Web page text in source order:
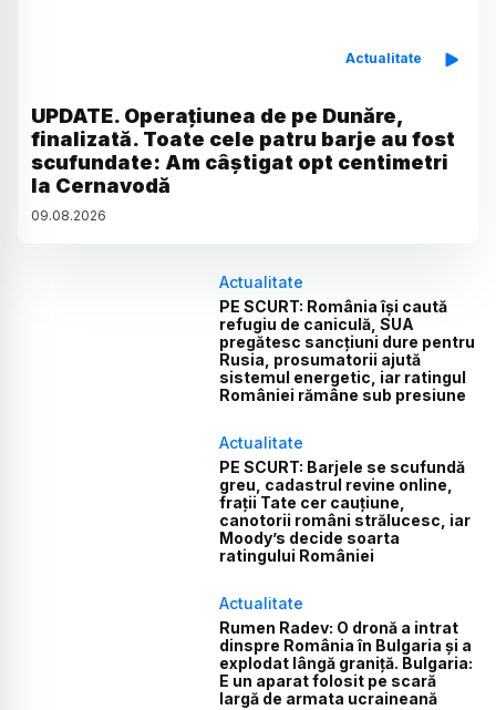
Actualitate
UPDATE. Operațiunea de pe Dunăre,
finalizată. Toate cele patru barje au fost
scufundate: Am câștigat opt centimetri
la Cernavodă
09.08.2026
Actualitate
PE SCURT: România își caută
refugiu de caniculă, SUA
pregătesc sancțiuni dure pentru
Rusia, prosumatorii ajută
sistemul energetic, iar ratingul
României rămâne sub presiune
Actualitate
PE SCURT: Barjele se scufundă
greu, cadastrul revine online,
frații Tate cer cauțiune,
canotorii români strălucesc, iar
Moody’s decide soarta
ratingului României
Actualitate
Rumen Radev: O dronă a intrat
dinspre România în Bulgaria și a
explodat lângă graniță. Bulgaria:
E un aparat folosit pe scară
largă de armata ucraineană